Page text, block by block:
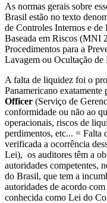
As normas gerais sobre
Brasil estão no texto
de Controles Internos e
Baseada em Riscos (MNI
Procedimentos para a
Lavagem ou Ocultação de
A falta de liquidez foi o
Panamericano
Officer (Serviço de
conformidade ou não ao
operacionais, riscos de
perdimentos, etc... = Falta
verificada a ocorrência
Lei), os auditores têm a
autoridades competentes,
do Brasil, que tem a
autoridades de acordo
conhecida como Lei do